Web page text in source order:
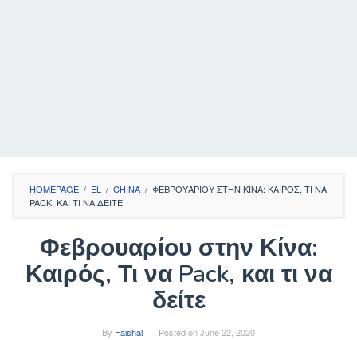
HOMEPAGE / EL / CHINA / ΦΕΒΡΟΥΑΡΊΟΥ ΣΤΗΝ ΚΊΝΑ: ΚΑΙΡΌΣ, ΤΙ ΝΑ
PACK, ΚΑΙ ΤΙ ΝΑ ΔΕΊΤΕ
Φεβρουαρίου στην Κίνα:
Καιρός, Τι να Pack, και τι να
δείτε
By Faishal Posted onJune 22, 2020